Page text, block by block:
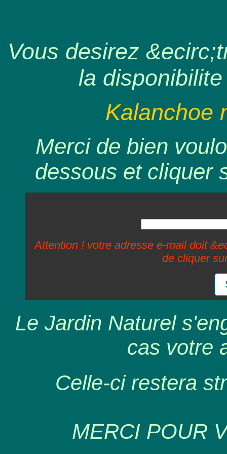
Vous desirez
la
Kalanchoe
Merci de bien
dessous et cliquer
Attention ! votre adresse e-mail doit
de cliquer
Le Jardin Naturel
cas votre
Celle-ci restera
MERCI POUR